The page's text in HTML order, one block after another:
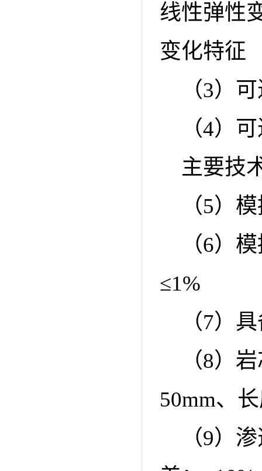
线性弹性
变化特征
（3）
（4）
主要技
（5）
（6）
≤1%
（7）
（8）
50mm、
（9）